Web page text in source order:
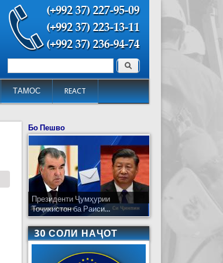
ТАМОС REACT
Форма поиска Поиск
Бо Пешво
Президенти Ҷумҳурии
Тоҷикистон ба Раиси...
30 СОЛИ НАҶОТ